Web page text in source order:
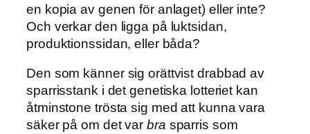
en kopia av genen för anlaget) eller inte?
Och verkar den ligga på luktsidan,
produktionssidan, eller båda?
Den som känner sig orättvist drabbad av
sparrisstank i det genetiska lotteriet kan
åtminstone trösta sig med att kunna vara
säker på om det var bra sparris som